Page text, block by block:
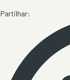
Partilhar: